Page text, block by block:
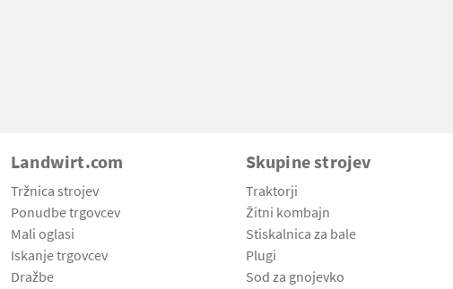
Landwirt.com
Tržnica strojev
Ponudbe trgovcev
Mali oglasi
Iskanje trgovcev
Dražbe
Skupine strojev
Traktorji
Žitni kombajn
Stiskalnica za bale
Plugi
Sod za gnojevko